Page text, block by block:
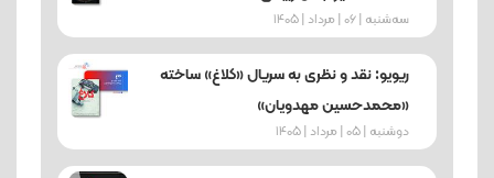
ﺳﻪشنبه | 06 | مرداد | 1405
ریویو: نقد و نظری به سریال «کلاغ» ساخته
«محمدحسین مهدویان»
دوشنبه | 05 | مرداد | 1405